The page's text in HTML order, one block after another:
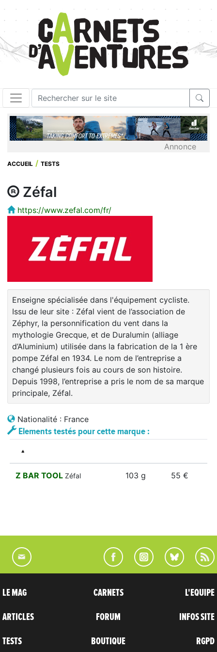
Annonce
ACCUEIL TESTS
Zéfal
https://www.zefal.com/fr/
Enseigne spécialisée dans l'équipement cycliste.
Issu de leur site : Zéfal vient de l’association de
Zéphyr, la personnification du vent dans la
mythologie Grecque, et de Duralumin (alliage
d’Aluminium) utilisée dans la fabrication de la 1 ère
pompe Zéfal en 1934. Le nom de l’entreprise a
changé plusieurs fois au cours de son histoire.
Depuis 1998, l’entreprise a pris le nom de sa marque
principale, Zéfal.
Nationalité : France
Elements testés pour cette marque :
Z BAR TOOL Zéfal 103 g 55 €
LE MAG
ARTICLES
TESTS
CARNETS
FORUM
BOUTIQUE
L'EQUIPE
INFOS SITE
RGPD